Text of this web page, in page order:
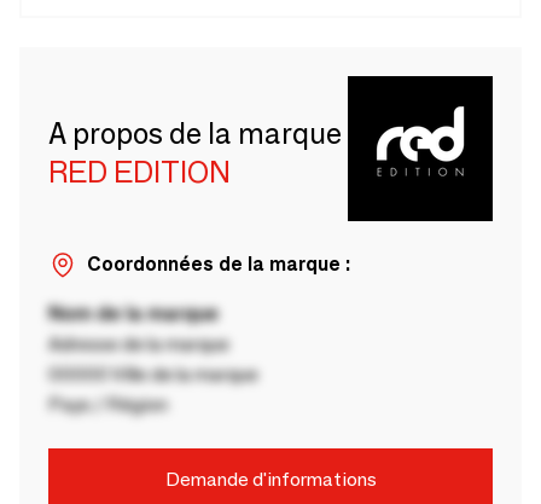
A propos de la marque
RED EDITION
Coordonnées de la marque :
Nom de la marque
Adresse de la marque
00000 Ville de la marque
Pays / Région
Demande d'informations